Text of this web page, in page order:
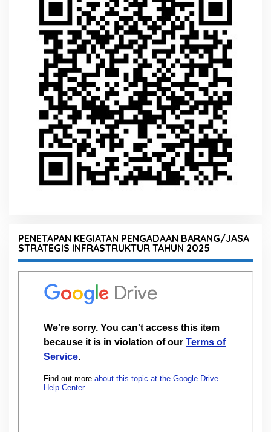
PENETAPAN KEGIATAN PENGADAAN BARANG/JASA
STRATEGIS INFRASTRUKTUR TAHUN 2025